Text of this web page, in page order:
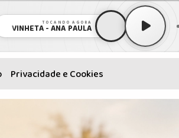
TOCANDO AGORA
VINHETA - ANA PAULA
Privacidade e Cookies